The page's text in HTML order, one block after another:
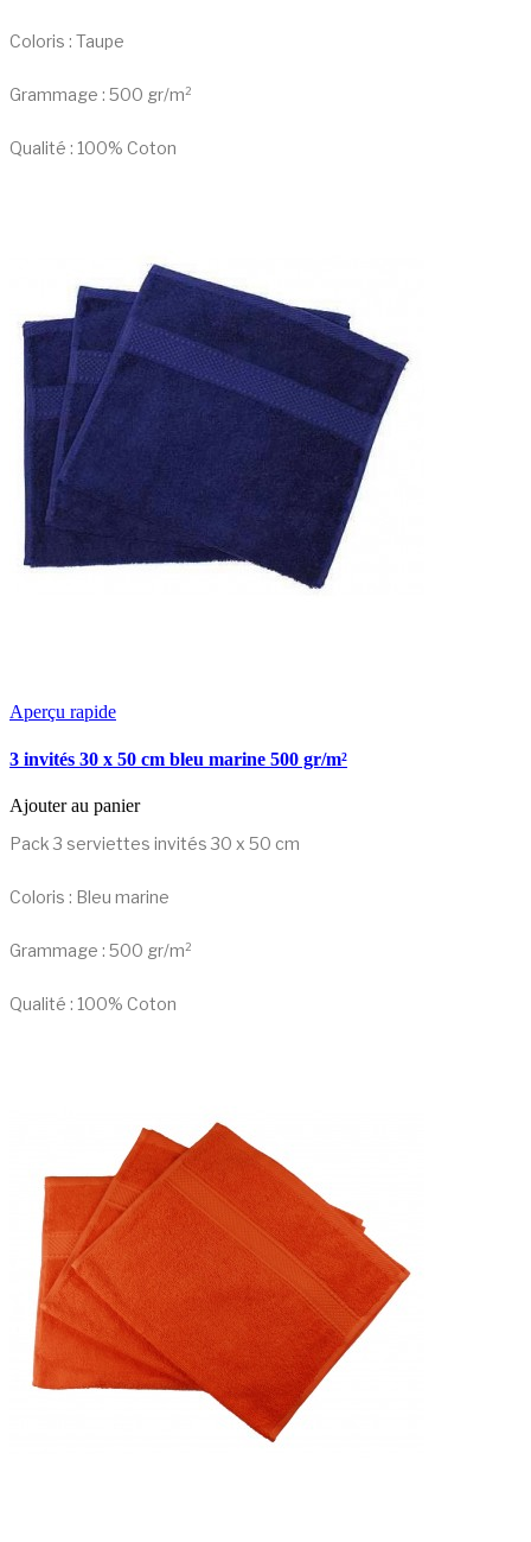
Coloris : Taupe
Grammage : 500 gr/m²
Qualité : 100% Coton
Aperçu rapide
3 invités 30 x 50 cm bleu marine 500 gr/m²
Ajouter au panier
Pack 3 serviettes invités 30 x 50 cm
Coloris : Bleu marine
Grammage : 500 gr/m²
Qualité : 100% Coton